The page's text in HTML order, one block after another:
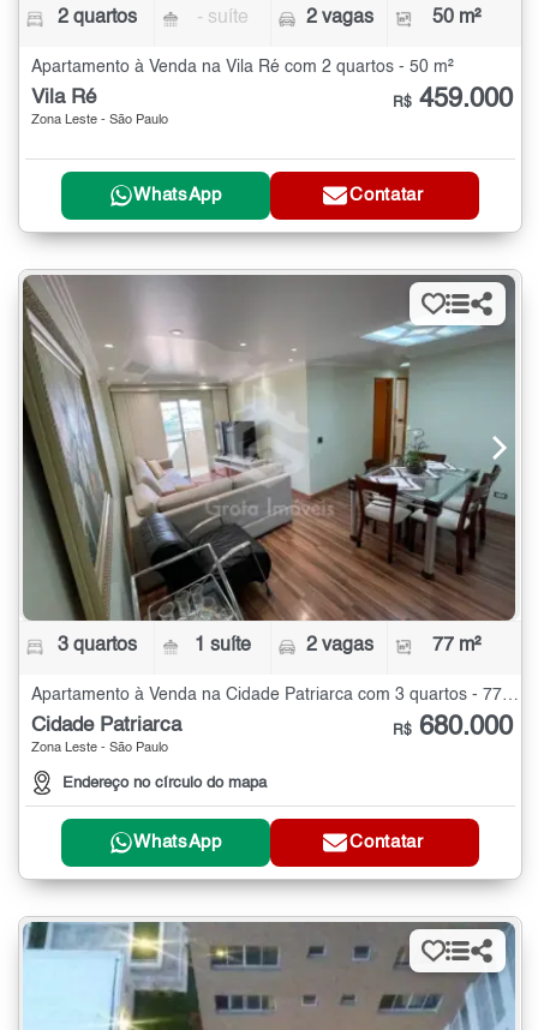
2 quartos - suíte 2 vagas 50 m²
Apartamento à Venda na Vila Ré com 2 quartos - 50 m²
Vila Ré
Zona Leste - São Paulo
R$ 459.000
WhatsApp Contatar
3 quartos 1 suíte 2 vagas 77 m²
Cidade Patriarca
Zona Leste - São Paulo
Endereço no círculo do mapa
R$ 680.000
WhatsApp Contatar